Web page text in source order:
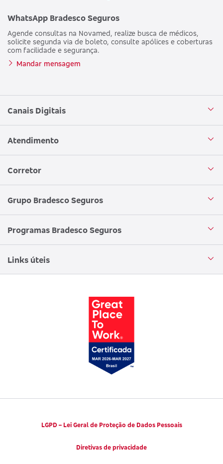
WhatsApp Bradesco Seguros
Agende consultas na Novamed, realize busca de médicos,
solicite segunda via de boleto, consulte apólices e coberturas
com facilidade e segurança.
Mandar mensagem
Canais Digitais
Aplicativo Bradesco Seguros
WhatsApp
Clube de Vantagens
Atendimento
Central de Atendimento
SAC Bradesco Seguros
Canal de Denúncias
Corretor
Seja um corretor
Aplicativo corretor
Grupo Bradesco Seguros
Conheça o Grupo Bradesco Seguros
Trabalhe conosco
Códigos de Conduta Ética
Programas Bradesco Seguros
Circuito Cultural
Links úteis
LGPD – Lei Geral de Proteção de Dados Pessoais
Diretivas de privacidade